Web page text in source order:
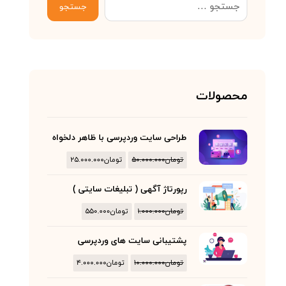
جستجو
محصولات
طراحی سایت وردپرسی با ظاهر دلخواه
تومان۵۰.۰۰۰.۰۰۰ تومان۲۵.۰۰۰.۰۰۰
رپورتاژ آگهی ( تبلیغات سایتی )
تومان۱.۰۰۰.۰۰۰ تومان۵۵۰.۰۰۰
پشتیبانی سایت های وردپرسی
تومان۱۰.۰۰۰.۰۰۰ تومان۴.۰۰۰.۰۰۰